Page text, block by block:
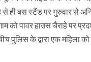
से ही बस स्टैंड पर गुरुवार से
को पावर हाउस चैराहे पर
पुलिस के द्वारा एक महिला